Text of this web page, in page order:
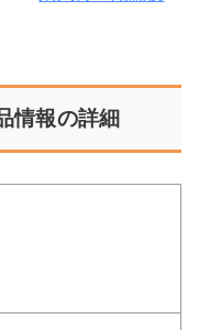
情報の詳細